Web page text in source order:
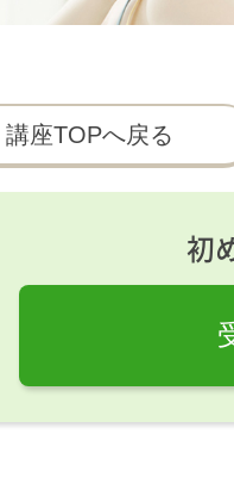
講座TOPへ戻る
初